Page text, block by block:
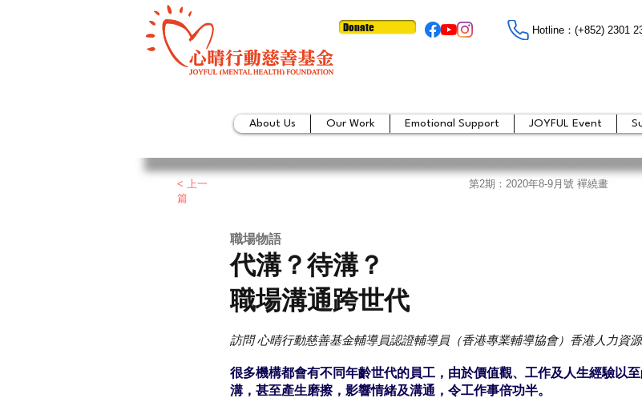
Donate Hotline：​​(+852) 2301
About Us Our Work Emotional Support JOYFUL Event
< 上一
篇
第2期：2020年8-9月號 襌繞畫
職場物語
代溝？待溝？
職場溝通跨世代
訪問 心晴行動慈善基金輔導員認證輔導員（香港專業輔導協會）香港人力資
很多機構都會有不同年齡世代的員工，由於價值觀、工作及人生經驗以
溝，甚至產生磨擦，影響情緒及溝通，令工作事倍功半。